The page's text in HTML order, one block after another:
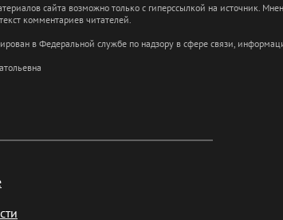
сайта возможно только с гиперссылкой на источник.
комментариев читателей.
в Федеральной службе по надзору в сфере связи,